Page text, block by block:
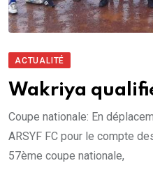
ACTUALITÉ
Wakriya
Coupe nationale: En
ARSYF FC pour le compte
57ème coupe nationale,